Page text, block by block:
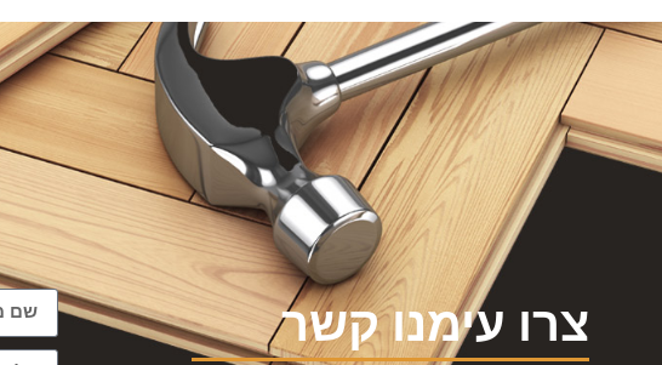
צרו עימנו קשר